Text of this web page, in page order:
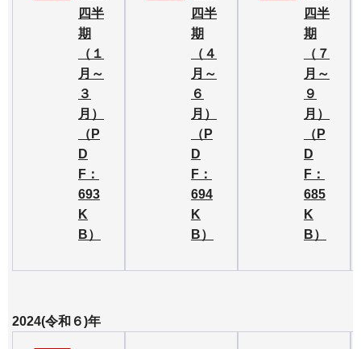
四半
期
（１
月～
３
月）
（P
D
F：
693
K
B）
四半
期
（４
月～
６
月）
（P
D
F：
694
K
B）
四半
期
（７
月～
９
月）
（P
D
F：
685
K
B）
2024(令和６)年